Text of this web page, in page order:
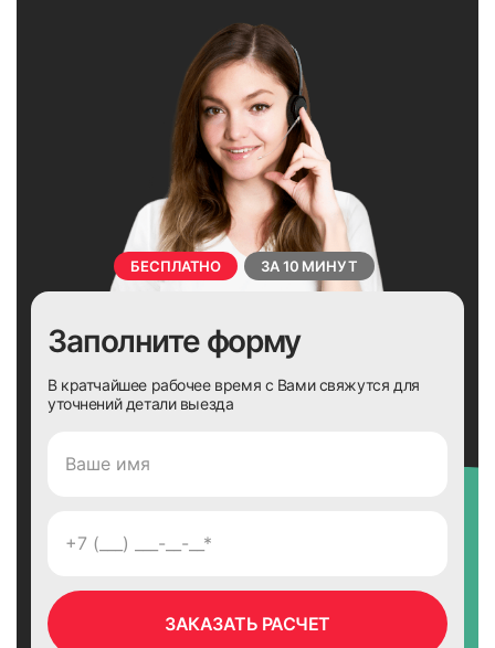
БЕСПЛАТНО ЗА 10 МИНУТ
Заполните форму
В кратчайшее рабочее время с Вами свяжутся для
уточнений детали выезда